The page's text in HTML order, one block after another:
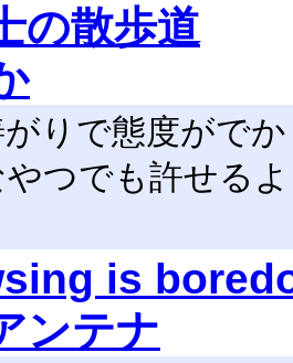
の散歩道
りで態度がで
つでも許せる
is
ンテナ